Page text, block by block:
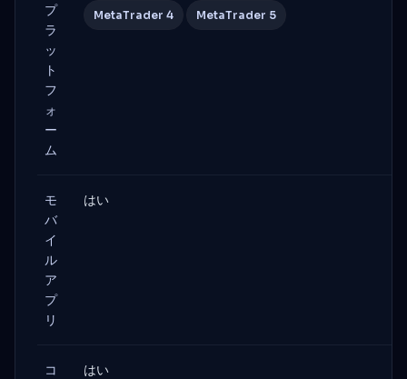
プ
ラ
ッ
ト
フ
ォ
ー
ム
MetaTrader 4 MetaTrader 5
モ
バ
イ
ル
ア
プ
リ
はい
コ
はい